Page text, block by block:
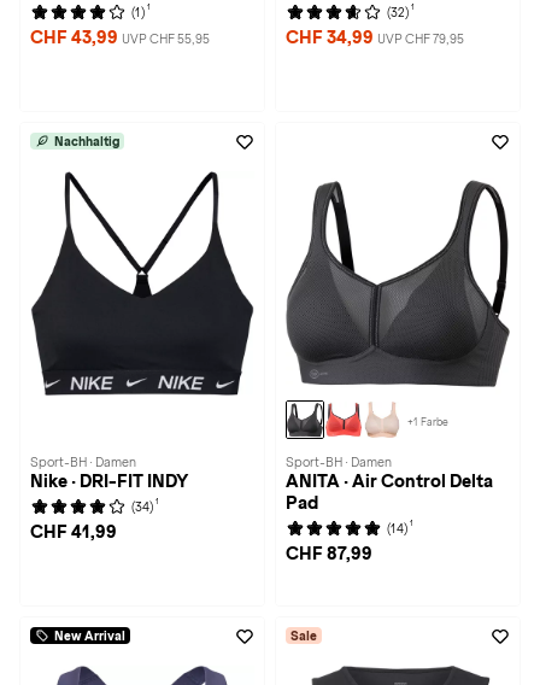
(1) 1
CHF 43,99 UVP CHF 55,95
(32) 1
CHF 34,99 UVP CHF 79,95
Nachhaltig
Sport-BH · Damen
Nike · DRI-FIT INDY
(34) 1
CHF 41,99
+1 Farbe
Sport-BH · Damen
ANITA · Air Control Delta
Pad
(14) 1
CHF 87,99
New Arrival Sale